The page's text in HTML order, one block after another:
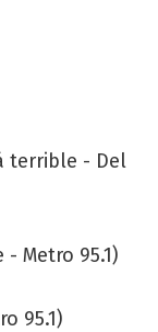
terrible - Del
Metro 95.1)
95.1)